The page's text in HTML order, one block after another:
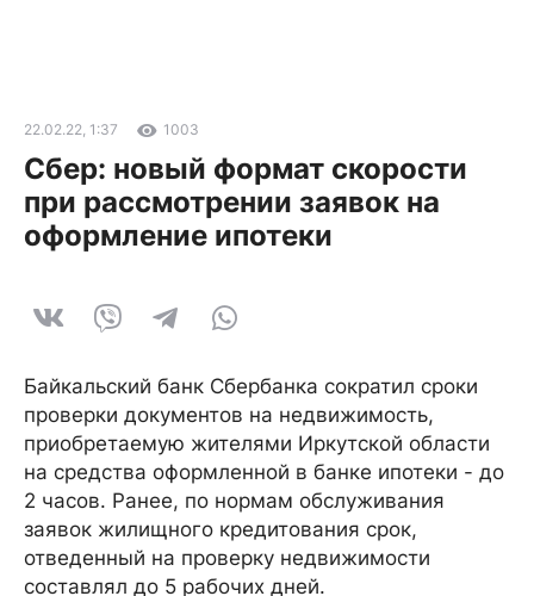
22.02.22, 1:37 1003
Сбер: новый формат скорости
при рассмотрении заявок на
оформление ипотеки
Байкальский банк Сбербанка сократил сроки
проверки документов на недвижимость,
приобретаемую жителями Иркутской области
на средства оформленной в банке ипотеки - до
2 часов. Ранее, по нормам обслуживания
заявок жилищного кредитования срок,
отведенный на проверку недвижимости
составлял до 5 рабочих дней.